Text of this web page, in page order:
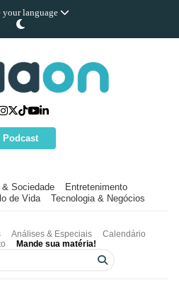
your language
Podcast
& Sociedade
Entretenimento
de Vida Tecnologia & Negócios
Análises & Especiais
Calendário
Mande sua matéria!